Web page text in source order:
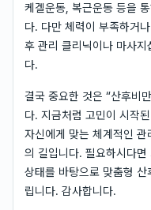
케겔운동, 복근운동 등을
다. 다만 체력이 부족하거
후 관리 클리닉이나 마사
다.
결국 중요한 것은 “산후비
다. 지금처럼 고민이 시작
자신에게 맞는 체계적인
의 길입니다. 필요하시다
상태를 바탕으로 맞춤형
립니다. 감사합니다.